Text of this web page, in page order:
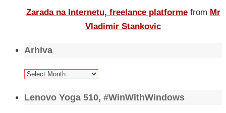
Zarada na Internetu, freelance platforme from Mr
Vladimir Stankovic
Arhiva
Arhiva
Lenovo Yoga 510, #WinWithWindows